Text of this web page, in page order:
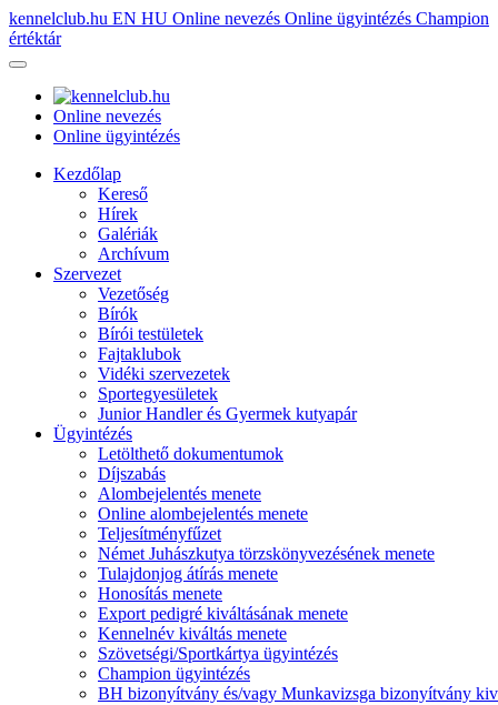
kennelclub.hu EN HU Online nevezés Online ügyintézés Champion
értéktár
Online nevezés
Online ügyintézés
Kezdőlap
Kereső
Hírek
Galériák
Archívum
Szervezet
Vezetőség
Bírók
Bírói testületek
Fajtaklubok
Vidéki szervezetek
Sportegyesületek
Junior Handler és Gyermek kutyapár
Ügyintézés
Letölthető dokumentumok
Díjszabás
Alombejelentés menete
Online alombejelentés menete
Teljesítményfűzet
Német Juhászkutya törzskönyvezésének menete
Tulajdonjog átírás menete
Honosítás menete
Export pedigré kiváltásának menete
Kennelnév kiváltás menete
Szövetségi/Sportkártya ügyintézés
Champion ügyintézés
BH bizonyítvány és/vagy Munkavizsga bizonyítvány